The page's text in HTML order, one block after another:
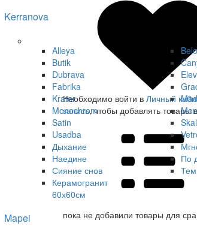
Kerranova
Alleya
Butik
Dubrava
Fabrika
Krater
Monochrom
Satin
Usadba
Дыхание
Наедине
Сияние снов
Керамогранит
60х60см
По
Mapei
Необходимо войти в Личный
запись, чтобы добавлять товары
пока не добавили товары для